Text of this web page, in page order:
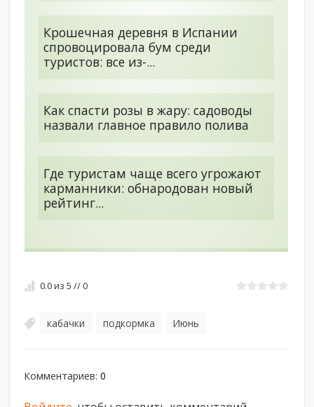
Крошечная деревня в Испании
спровоцировала бум среди
туристов: все из-...
Как спасти розы в жару: садоводы
назвали главное правило полива
Где туристам чаще всего угрожают
карманники: обнародован новый
рейтинг...
0.0из5 // 0
кабачки подкормка Июнь
Комментариев:0